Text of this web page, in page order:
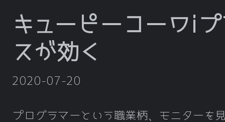
キューピーコーワi
スが効く
2020-07-20
プログラマーという職業柄、モニターを